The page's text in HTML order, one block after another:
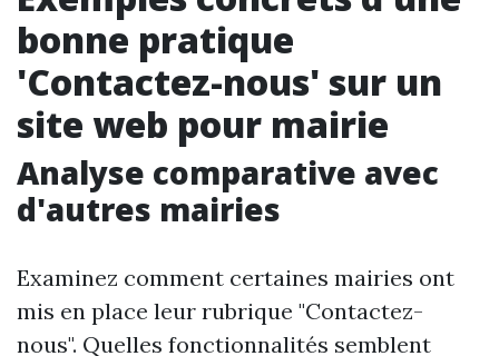
bonne pratique
'Contactez-nous' sur un
site web pour mairie
Analyse comparative avec
d'autres mairies
Examinez comment certaines mairies ont
mis en place leur rubrique "Contactez-
nous". Quelles fonctionnalités semblent